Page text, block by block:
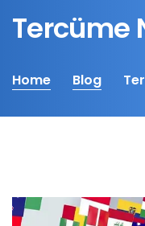
Tercüme
Home Blog